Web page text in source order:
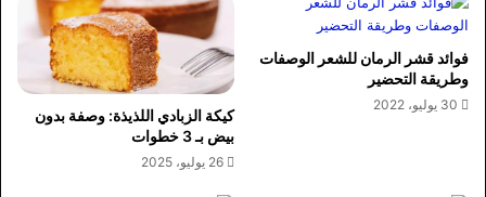
فوائد قشر الرمان للشعر الوصفات
وطريقة التحضير
30 يوليو، 2022
كيكة الزبادي اللذيذة: وصفة بدون
بيض بـ 3 خطوات
26 يوليو، 2025